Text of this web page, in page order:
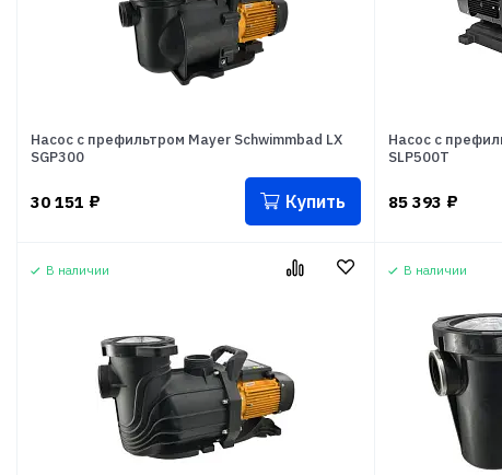
Насос с префильтром Mayer Schwimmbad LX
SGP300
30 151 ₽ Купить
Насос с
SLP500T
85 393 ₽
В наличии В наличии